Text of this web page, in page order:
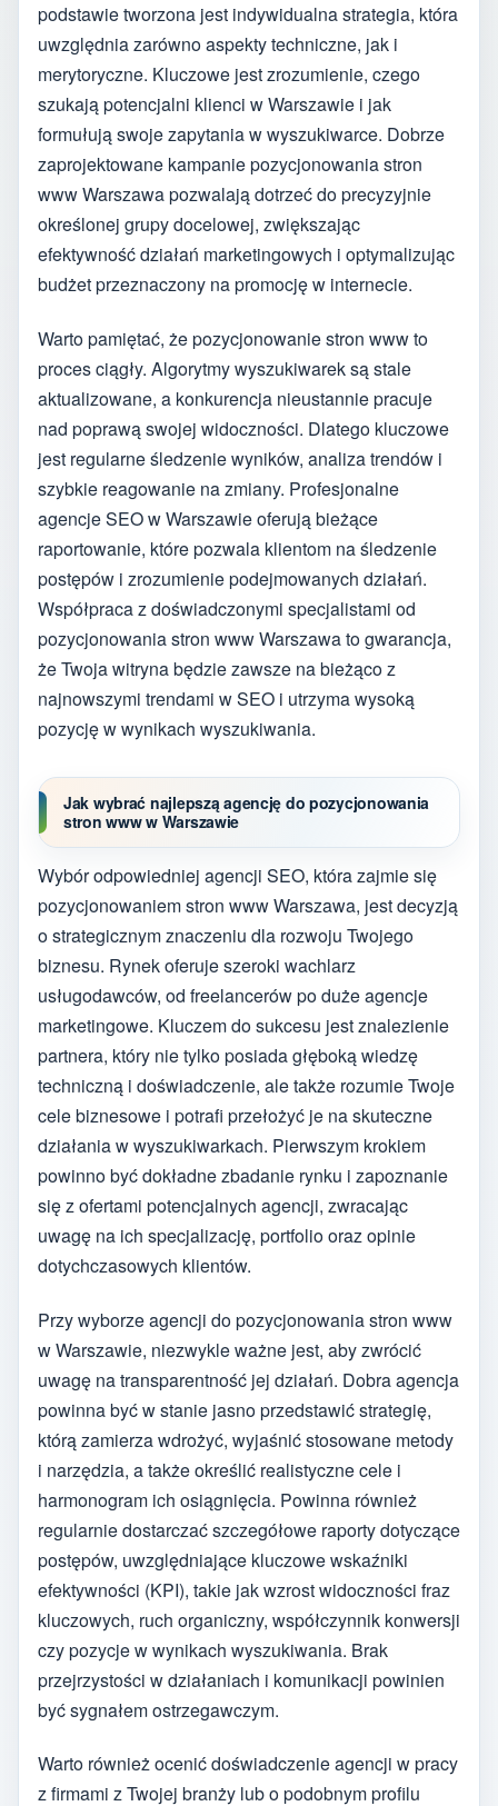
podstawie tworzona jest indywidualna strategia, która
uwzględnia zarówno aspekty techniczne, jak i
merytoryczne. Kluczowe jest zrozumienie, czego
szukają potencjalni klienci w Warszawie i jak
formułują swoje zapytania w wyszukiwarce. Dobrze
zaprojektowane kampanie pozycjonowania stron
www Warszawa pozwalają dotrzeć do precyzyjnie
określonej grupy docelowej, zwiększając
efektywność działań marketingowych i optymalizując
budżet przeznaczony na promocję w internecie.
Warto pamiętać, że pozycjonowanie stron www to
proces ciągły. Algorytmy wyszukiwarek są stale
aktualizowane, a konkurencja nieustannie pracuje
nad poprawą swojej widoczności. Dlatego kluczowe
jest regularne śledzenie wyników, analiza trendów i
szybkie reagowanie na zmiany. Profesjonalne
agencje SEO w Warszawie oferują bieżące
raportowanie, które pozwala klientom na śledzenie
postępów i zrozumienie podejmowanych działań.
Współpraca z doświadczonymi specjalistami od
pozycjonowania stron www Warszawa to gwarancja,
że Twoja witryna będzie zawsze na bieżąco z
najnowszymi trendami w SEO i utrzyma wysoką
pozycję w wynikach wyszukiwania.
Jak wybrać najlepszą agencję do pozycjonowania
stron www w Warszawie
Wybór odpowiedniej agencji SEO, która zajmie się
pozycjonowaniem stron www Warszawa, jest decyzją
o strategicznym znaczeniu dla rozwoju Twojego
biznesu. Rynek oferuje szeroki wachlarz
usługodawców, od freelancerów po duże agencje
marketingowe. Kluczem do sukcesu jest znalezienie
partnera, który nie tylko posiada głęboką wiedzę
techniczną i doświadczenie, ale także rozumie Twoje
cele biznesowe i potrafi przełożyć je na skuteczne
działania w wyszukiwarkach. Pierwszym krokiem
powinno być dokładne zbadanie rynku i zapoznanie
się z ofertami potencjalnych agencji, zwracając
uwagę na ich specjalizację, portfolio oraz opinie
dotychczasowych klientów.
Przy wyborze agencji do pozycjonowania stron www
w Warszawie, niezwykle ważne jest, aby zwrócić
uwagę na transparentność jej działań. Dobra agencja
powinna być w stanie jasno przedstawić strategię,
którą zamierza wdrożyć, wyjaśnić stosowane metody
i narzędzia, a także określić realistyczne cele i
harmonogram ich osiągnięcia. Powinna również
regularnie dostarczać szczegółowe raporty dotyczące
postępów, uwzględniające kluczowe wskaźniki
efektywności (KPI), takie jak wzrost widoczności fraz
kluczowych, ruch organiczny, współczynnik konwersji
czy pozycje w wynikach wyszukiwania. Brak
przejrzystości w działaniach i komunikacji powinien
być sygnałem ostrzegawczym.
Warto również ocenić doświadczenie agencji w pracy
z firmami z Twojej branży lub o podobnym profilu